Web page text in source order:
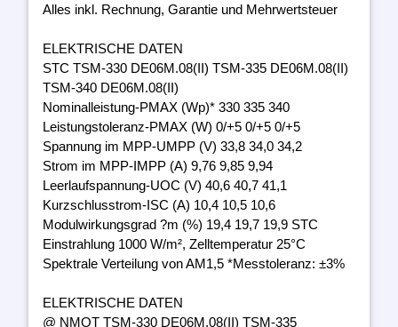
Alles inkl. Rechnung, Garantie und Mehrwertsteuer
ELEKTRISCHE DATEN
STC TSM-330 DE06M.08(II) TSM-335 DE06M.08(II)
TSM-340 DE06M.08(II)
Nominalleistung-PMAX (Wp)* 330 335 340
Leistungstoleranz-PMAX (W) 0/+5 0/+5 0/+5
Spannung im MPP-UMPP (V) 33,8 34,0 34,2
Strom im MPP-IMPP (A) 9,76 9,85 9,94
Leerlaufspannung-UOC (V) 40,6 40,7 41,1
Kurzschlusstrom-ISC (A) 10,4 10,5 10,6
Modulwirkungsgrad ?m (%) 19,4 19,7 19,9 STC
Einstrahlung 1000 W/m², Zelltemperatur 25°C
Spektrale Verteilung von AM1,5 *Messtoleranz: ±3%
ELEKTRISCHE DATEN
@ NMOT TSM-330 DE06M.08(II) TSM-335